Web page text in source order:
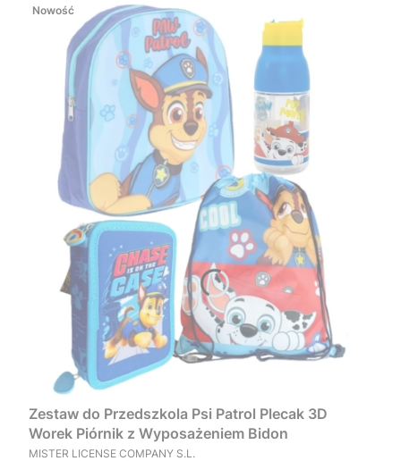
Nowość
Zestaw do Przedszkola Psi Patrol Plecak 3D
Worek Piórnik z Wyposażeniem Bidon
PRODUCENT
MISTER LICENSE COMPANY S.L.